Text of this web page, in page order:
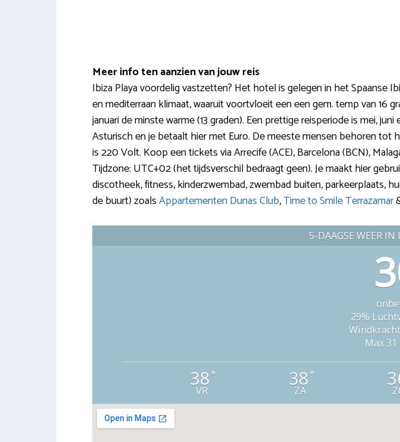
Meer info ten aanzien van jouw reis
Ibiza Playa voordelig vastzetten? Het hotel is gelegen in het Spaanse
en mediterraan klimaat, waaruit voortvloeit een een gem. temp van 16
januari de minste warme (13 graden). Een prettige reisperiode is mei,
Asturisch en je betaalt hier met Euro. De meeste mensen behoren
is 220 Volt. Koop een tickets via Arrecife (ACE), Barcelona (BCN),
Tijdzone: UTC+02 (het tijdsverschil bedraagt geen). Je maakt hier
discotheek, fitness, kinderzwembad, zwembad buiten, parkeerplaats,
de buurt) zoalsAppartementen Dunas Club,Time to Smile Terrazamar
5-DAAGSE WEER IN
29%
Max 31
38°
VR
38°
ZA